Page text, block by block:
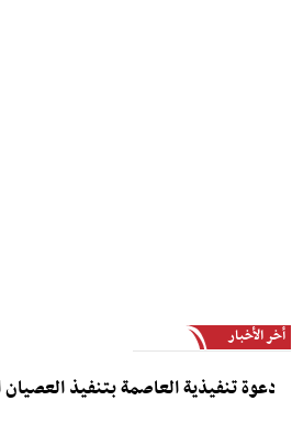
أخر الأخبار
تنفيذية العاصمة بتنفيذ العصيان